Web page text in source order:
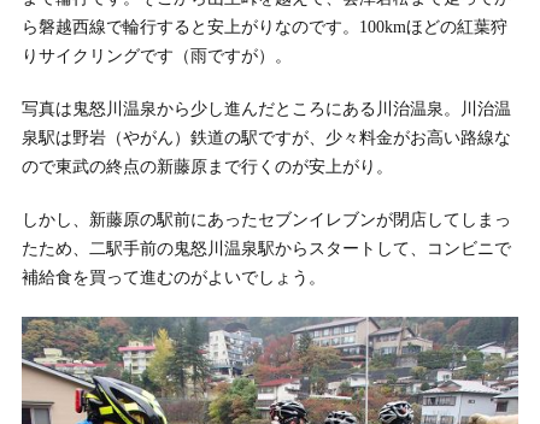
ら磐越西線で輪行すると安上がりなのです。100kmほどの紅葉狩
りサイクリングです（雨ですが）。
写真は鬼怒川温泉から少し進んだところにある川治温泉。川治温
泉駅は野岩（やがん）鉄道の駅ですが、少々料金がお高い路線な
ので東武の終点の新藤原まで行くのが安上がり。
しかし、新藤原の駅前にあったセブンイレブンが閉店してしまっ
たため、二駅手前の鬼怒川温泉駅からスタートして、コンビニで
補給食を買って進むのがよいでしょう。